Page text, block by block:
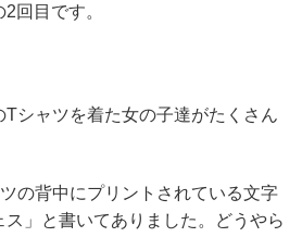
回目です。
シャツを着た女の子達がたくさん
の背中にプリントされている文字
ス」と書いてありました。どうやら